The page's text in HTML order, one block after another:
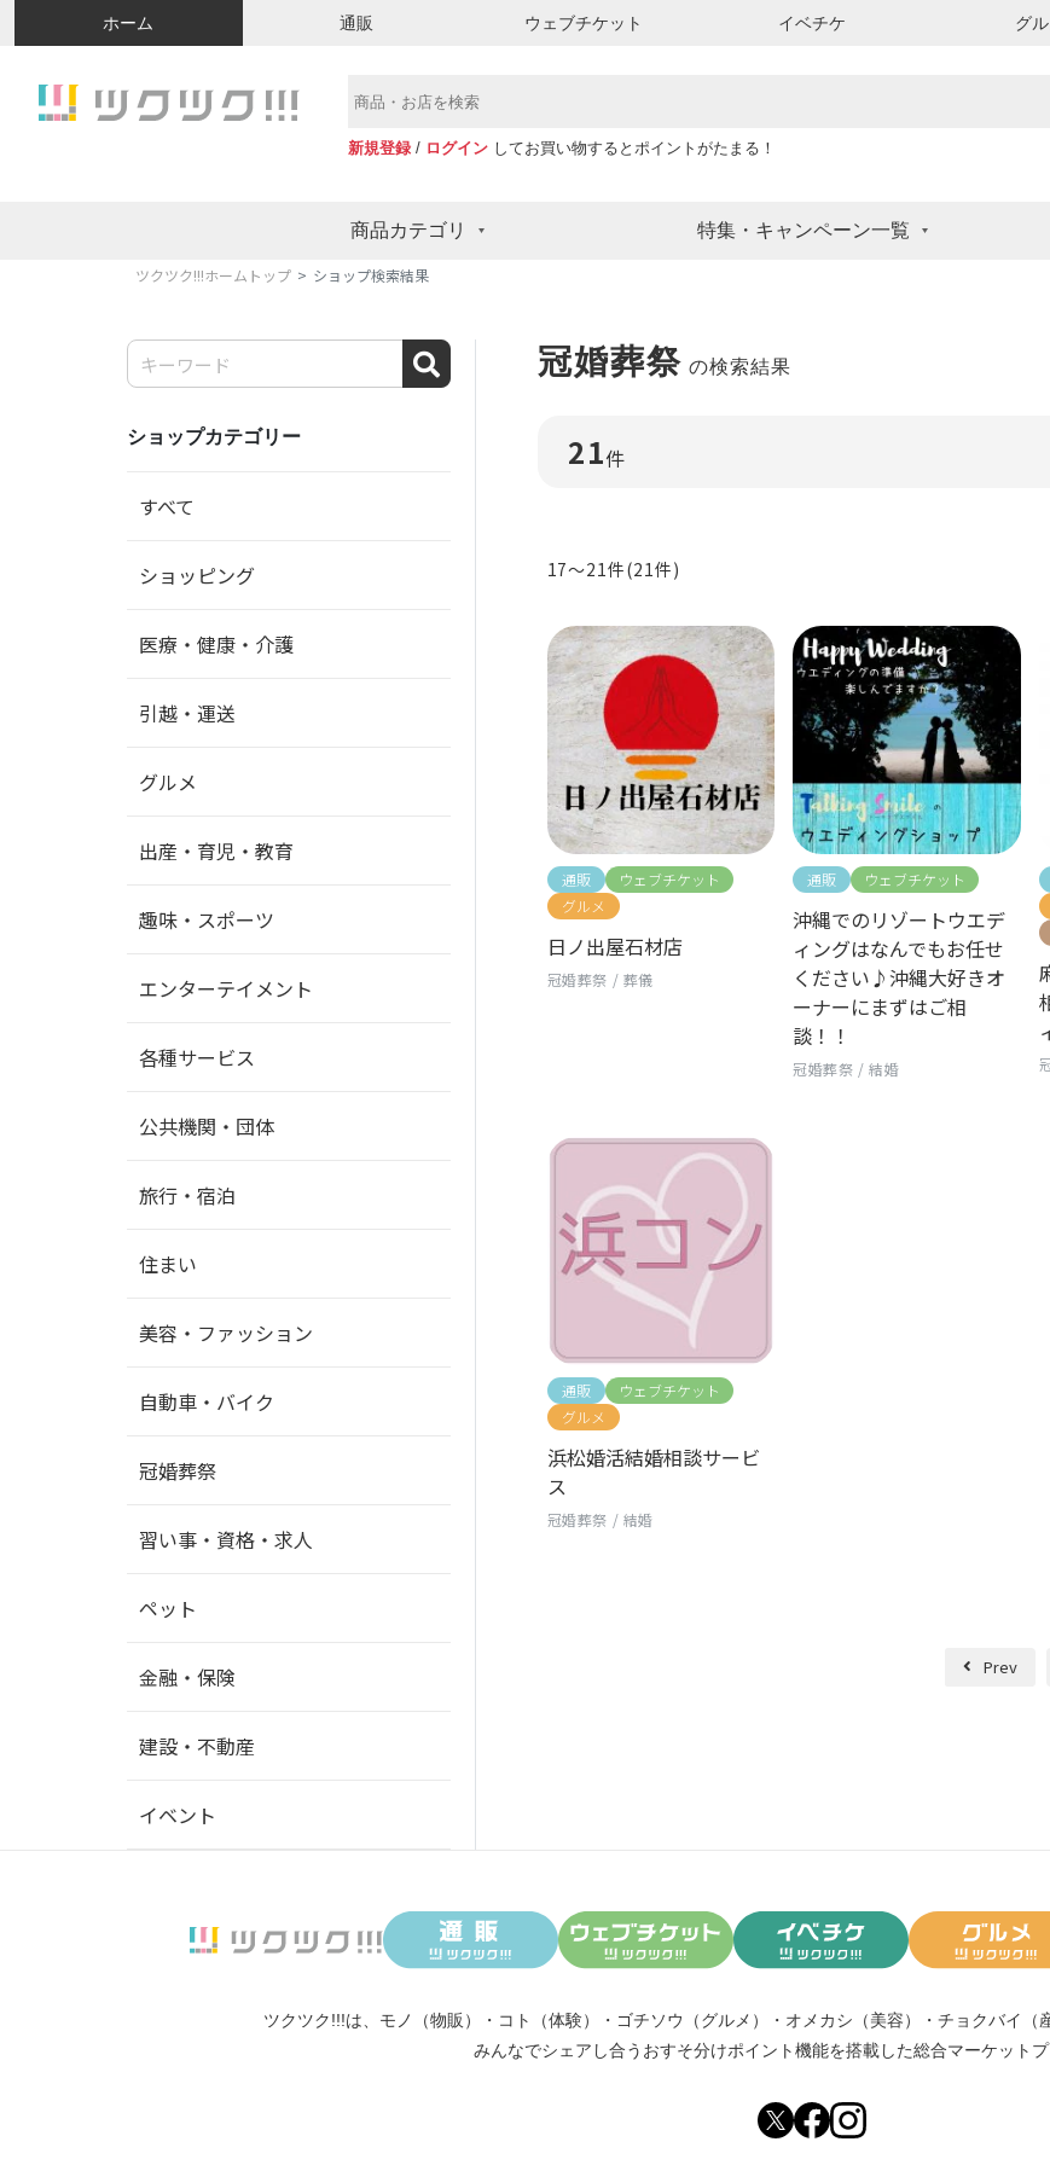
ホーム 通販 ウェブチケット イベチケ グ
新規登録 / ログイン してお買い物するとポイントがたまる！
商品カテゴリ 特集・キャンペーン一覧
ツクツク!!!ホームトップ ショップ検索結果
ショップカテゴリー
すべて
ショッピング
医療・健康・介護
引越・運送
グルメ
出産・育児・教育
趣味・スポーツ
エンターテイメント
各種サービス
公共機関・団体
旅行・宿泊
住まい
美容・ファッション
自動車・バイク
冠婚葬祭
習い事・資格・求人
ペット
金融・保険
建設・不動産
イベント
冠婚葬祭 の検索結果
21件
17〜21件(21件)
通販
ウェブチケット
グルメ
日ノ出屋石材店
冠婚葬祭 / 葬儀
通販 ウェブチケット
沖縄でのリゾートウエデ
ィングはなんでもお任せ
ください♪沖縄大好きオ
ーナーにまずはご相
談！！
冠婚葬祭 /結婚
通販
ウェブチケット
グルメ
浜松婚活結婚相談サービ
ス
冠婚葬祭 / 結婚
Prev
ツクツク!!!は、 モノ（物販） ・ コト（体験） ・ ゴチソウ（グルメ） ・ オメカシ（美容） ・ チョクバイ（
みんなでシェアし合う おすそ分けポイント機能を搭載した総合マーケットプ